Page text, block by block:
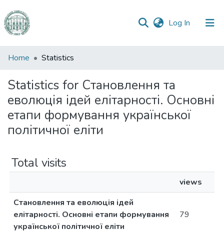
Log In (current)
Communities
Collections
All of DSpace
Home Statistics
Statistics for Становлення та
еволюція ідей елітарності. Основні
етапи формування української
політичної еліти
Total visits
views
Становлення та еволюція ідей
елітарності. Основні етапи формування
української політичної еліти
79